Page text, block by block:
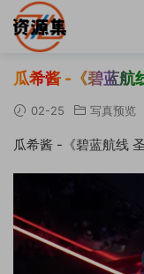
瓜希酱 -《碧蓝航
02-25 写真预览
瓜希酱 -《碧蓝航线